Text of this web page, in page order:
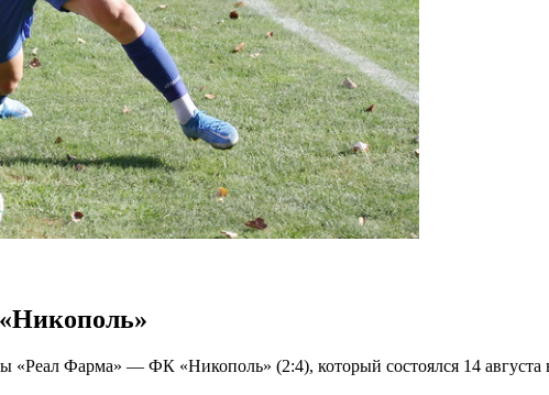
Фарма» — ФК «Никополь» (2:4), который состоялся 14 августа